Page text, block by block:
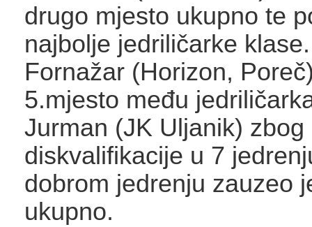
drugo mjesto ukupno te
najbolje jedriličarke
Fornažar (Horizon,
5.mjesto među
Jurman (JK Uljanik) zbog
diskvalifikacije u 7
dobrom jedrenju zauzeo
ukupno.